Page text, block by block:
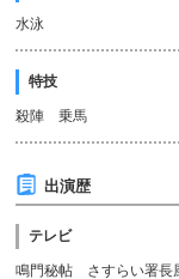
水泳
特技
殺陣 乗馬
出演歴
テレビ
鳴門秘帖 さすらい署